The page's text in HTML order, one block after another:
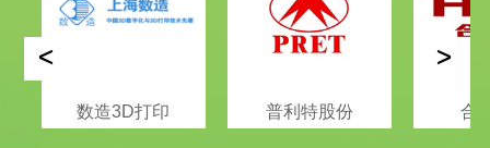
数造3D打印 普利特股份 合
< >